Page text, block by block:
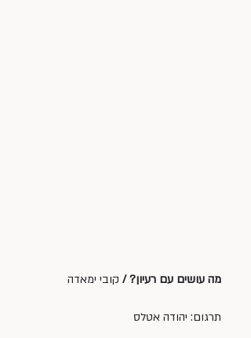
מה עושים עם רעיון? / קובי ימאדה
תרגום: יהודה אטלס